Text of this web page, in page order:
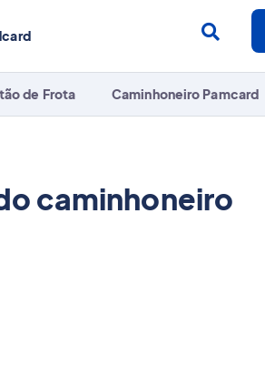
de Frota Caminhoneiro Pamcard
caminhoneiro